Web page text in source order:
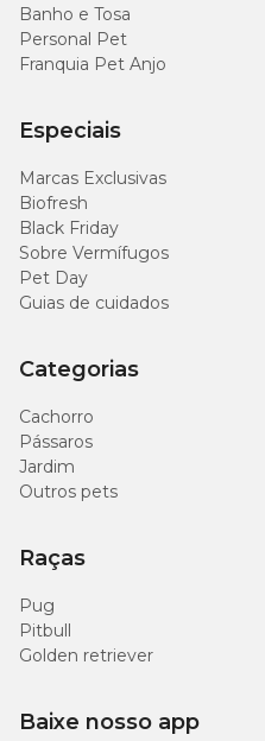
Banho e Tosa
Personal Pet
Franquia Pet Anjo
Especiais
Marcas Exclusivas
Biofresh
Black Friday
Sobre Vermífugos
Pet Day
Guias de cuidados
Categorias
Cachorro
Pássaros
Jardim
Outros pets
Raças
Pug
Pitbull
Golden retriever
Baixe nosso app